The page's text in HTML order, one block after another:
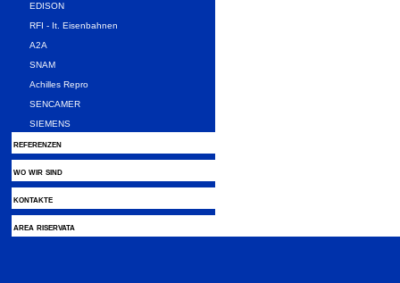
EDISON
RFI - It. Eisenbahnen
A2A
SNAM
Achilles Repro
SENCAMER
SIEMENS
referenzen
wo wir sind
kontakte
area riservata